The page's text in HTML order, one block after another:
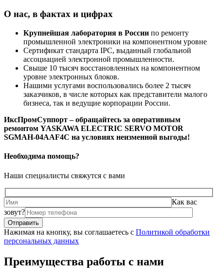
О нас, в фактах и цифрах
Крупнейшая лаборатория в России по ремонту
промышленной электроники на компонентном уровне
Сертификат стандарта IPC, выданный глобальной
ассоциацией электронной промышленности.
Свыше 10 тысяч восстановленных на компонентном
уровне электронных блоков.
Нашими услугами воспользовались более 2 тысяч
заказчиков, в числе которых как представители малого
бизнеса, так и ведущие корпорации России.
ИксПромСуппорт – обращайтесь за оперативным
ремонтом YASKAWA ELECTRIC SERVO MOTOR
SGMAH-04AAF4C на условиях неизменной выгоды!
Необходима помощь?
Наши специалисты свяжутся с вами
Как вас
зовут?
Нажимая на кнопку, вы соглашаетесь с Политикой обработки
персональных данных
Преимущества работы с нами